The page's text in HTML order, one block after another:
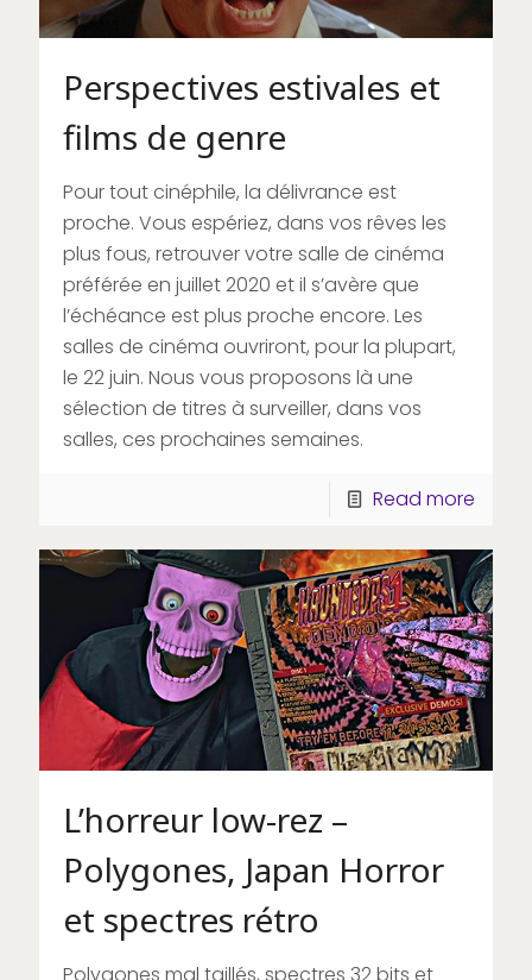
Perspectives estivales et
films de genre
Pour tout cinéphile, la délivrance est
proche. Vous espériez, dans vos rêves les
plus fous, retrouver votre salle de cinéma
préférée en juillet 2020 et il s’avère que
l’échéance est plus proche encore. Les
salles de cinéma ouvriront, pour la plupart,
le 22 juin. Nous vous proposons là une
sélection de titres à surveiller, dans vos
salles, ces prochaines semaines.
Read more
L’horreur low-rez –
Polygones, Japan Horror
et spectres rétro